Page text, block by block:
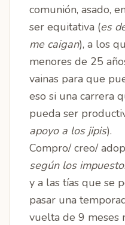
comunión, asado,
ser equitativa (es
me caigan), a los
menores de 25
vainas para que
eso si una carrera
pueda ser
apoyo a los jipis).
Compro/ creo/
según los
y a las tías que se
pasar una
vuelta de 9 meses